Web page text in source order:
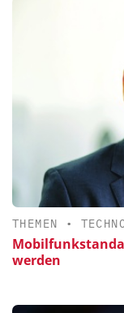
THEMEN •
werden